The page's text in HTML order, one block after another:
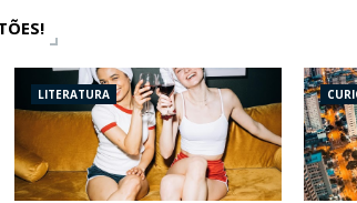
LITERATURA